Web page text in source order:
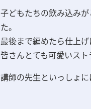
子どもたちの飲み込み
た。
最後まで編めたら仕上
皆さんとても可愛い ス
講師の先生といっしょに